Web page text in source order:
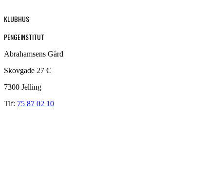
KLUBHUS
PENGEINSTITUT
Abrahamsens Gård
Skovgade 27 C
7300 Jelling
Tlf: 75 87 02 10